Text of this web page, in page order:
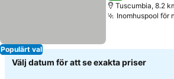
Populärt val
Tuscumbia, 8.2
Inomhuspool för
Välj datum för att se exakta priser